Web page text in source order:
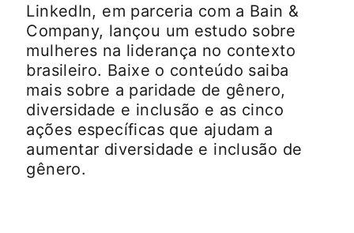
LinkedIn, em parceria com a Bain &
Company, lançou um estudo sobre
mulheres na liderança no contexto
brasileiro. Baixe o conteúdo saiba
mais sobre a paridade de gênero,
diversidade e inclusão e as cinco
ações específicas que ajudam a
aumentar diversidade e inclusão de
gênero.